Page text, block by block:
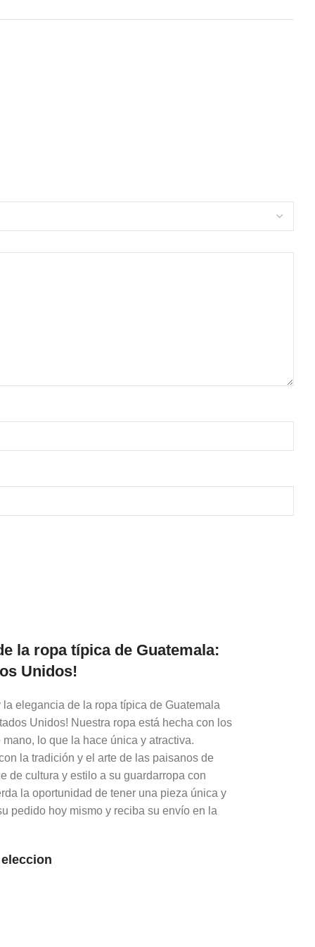
la ropa típica de Guatemala:
Unidos!
la elegancia de la ropa típica de Guatemala
Unidos! Nuestra ropa está hecha con los
lo que la hace única y atractiva.
la tradición y el arte de las paisanos de
de cultura y estilo a su guardarropa con
la oportunidad de tener una pieza única y
pedido hoy mismo y reciba su envío en la